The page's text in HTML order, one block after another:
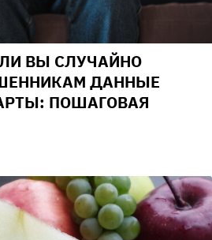
ВЫ СЛУЧАЙНО
ДАННЫЕ
ПОШАГОВАЯ